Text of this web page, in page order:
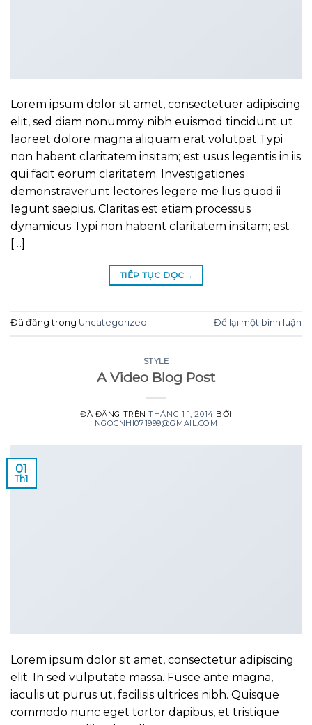
Lorem ipsum dolor sit amet, consectetuer adipiscing
elit, sed diam nonummy nibh euismod tincidunt ut
laoreet dolore magna aliquam erat volutpat.Typi
non habent claritatem insitam; est usus legentis in iis
qui facit eorum claritatem. Investigationes
demonstraverunt lectores legere me lius quod ii
legunt saepius. Claritas est etiam processus
dynamicus Typi non habent claritatem insitam; est
[…]
TIẾP TỤC ĐỌC →
Đã đăng trong Uncategorized Để lại một bình luận
STYLE
A Video Blog Post
ĐÃ ĐĂNG TRÊNTHÁNG 1 1, 2014 BỞI
NGOCNHI071999@GMAIL.COM
01
Th1
Lorem ipsum dolor sit amet, consectetur adipiscing
elit. In sed vulputate massa. Fusce ante magna,
iaculis ut purus ut, facilisis ultrices nibh. Quisque
commodo nunc eget tortor dapibus, et tristique